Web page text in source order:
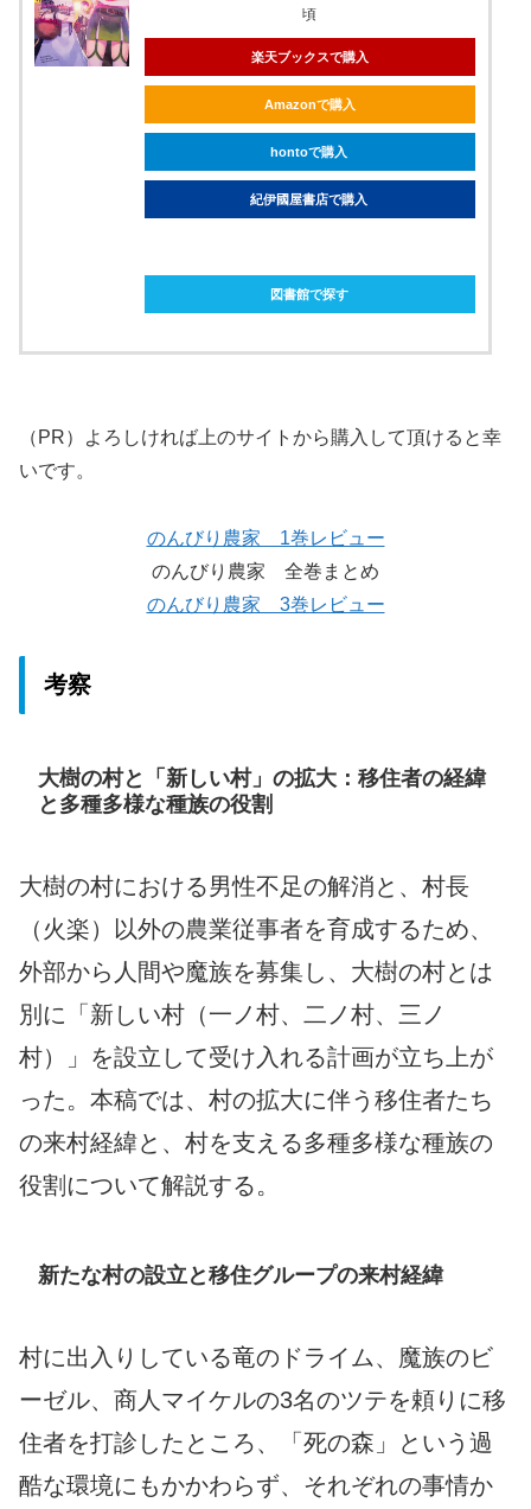
頃
楽天ブックスで購入
Amazonで購入
hontoで購入
紀伊國屋書店で購入
図書館で探す
（PR）よろしければ上のサイトから購入して頂けると幸
いです。
のんびり農家 1巻レビュー
のんびり農家 全巻まとめ
のんびり農家 3巻レビュー
考察
大樹の村と「新しい村」の拡大：移住者の経緯
と多種多様な種族の役割
大樹の村における男性不足の解消と、村長
（火楽）以外の農業従事者を育成するため、
外部から人間や魔族を募集し、大樹の村とは
別に「新しい村（一ノ村、二ノ村、三ノ
村）」を設立して受け入れる計画が立ち上が
った。本稿では、村の拡大に伴う移住者たち
の来村経緯と、村を支える多種多様な種族の
役割について解説する。
新たな村の設立と移住グループの来村経緯
村に出入りしている竜のドライム、魔族のビ
ーゼル、商人マイケルの3名のツテを頼りに移
住者を打診したところ、「死の森」という過
酷な環境にもかかわらず、それぞれの事情か